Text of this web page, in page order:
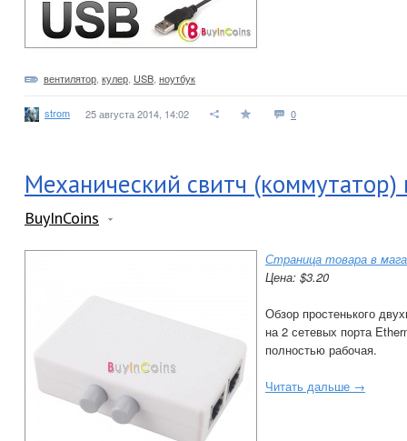
вентилятор кулер USB ноутбук
strom 25 августа 2014, 14:02 0
Механический свитч (коммутатор)
BuyInCoins
Страница товара в
Цена: $3.20
Обзор простенького
на 2 сетевых порта
полностью рабочая.
Читать дальше →